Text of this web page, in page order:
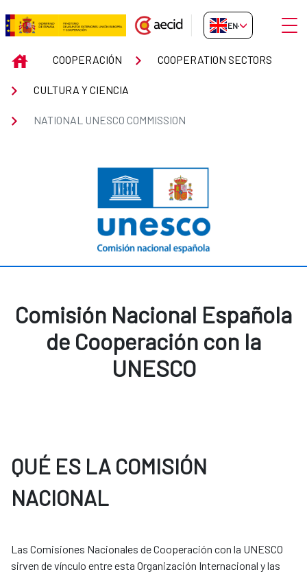
Skip to Main Content
NATIONAL UNESCO
EN-GB
INICIOCOOPERACIÓN COOPERATION SECTORS
CULTURA Y CIENCIA
NATIONAL UNESCO COMMISSION
Comisión Nacional Española
de Cooperación con la
UNESCO
QUÉ ES LA COMISIÓN
NACIONAL
Las Comisiones Nacionales de Cooperación con la UNESCO
sirven de vínculo entre esta Organización Internacional y las